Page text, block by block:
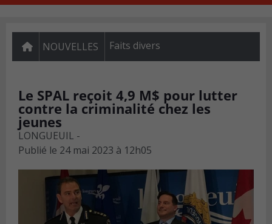
NOUVELLES Faits divers
Le SPAL reçoit 4,9 M$ pour lutter
contre la criminalité chez les
jeunes
LONGUEUIL -
Publié le 24 mai 2023 à 12h05